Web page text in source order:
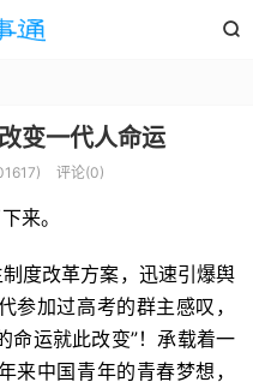

变一代人命运
评论(0)
来。
度改革方案，迅速引爆舆
加过高考的群主感叹，
命运就此改变”！承载着一
中国青年的青春梦想，